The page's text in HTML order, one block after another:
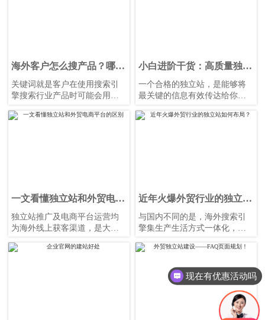
海外客户怎么搜产品？哪种
关键词优化引流效果最好？
关键词就是客户在使用搜索引
擎搜索行业产品时可能会用到
网站内容相关的词都可以作为
小白进阶干货：高质量独立
站特点！
一个合格的独立站，是能够将
最关键的信息有效传达给你的
的内容才是高质量内容，所以
一文看懂独立站和外贸电商
平台的区别
独立站推广及电商平台运营均
为海外线上获客渠道，是大多
时常用的两种方式。相信很多
近年火爆外贸行业的独立站
如何布局？
与国内不同的是，海外搜索引
擎集生产生活方式一体化，使
诉求，所以基本采用能够被搜
企业营销阵地。现在有优惠活动吗